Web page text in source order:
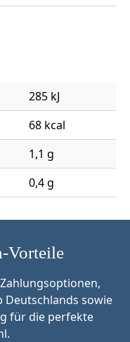
285 kJ
68 kcal
1,1 g
0,4 g
Vorteile
sowie
für die perfekte